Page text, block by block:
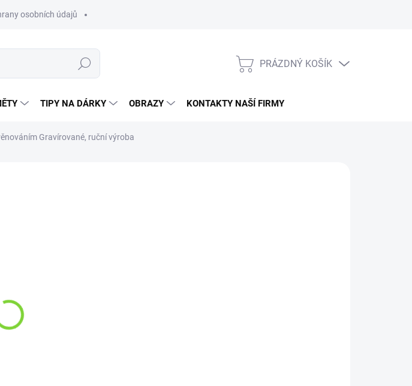
osobních údajů
Hledat
NÁKUPNÍ
PRÁZDNÝ KOŠÍK
TIPY NA DÁRKY OBRAZY KONTAKTY NAŠÍ FIRMY
Gravírované, ruční výroba
Vyrobíme pro Vás originální dárkovou krabici na víno s
vygravírovaným věnováním.